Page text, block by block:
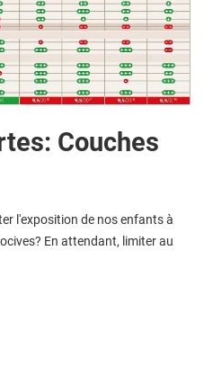
Couches
l'exposition de nos enfants à
En attendant, limiter au